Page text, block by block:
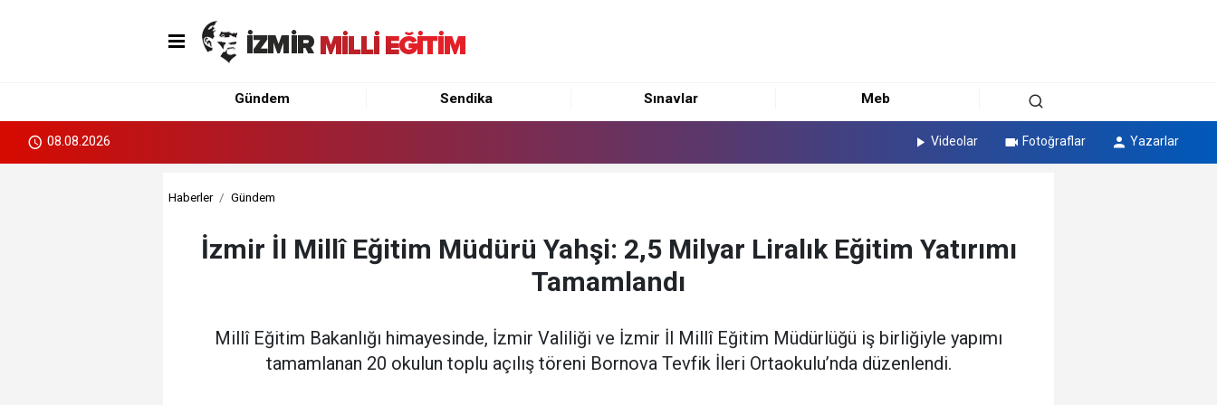
Gündem Sendika Sınavlar Meb
08.08.2026 Videolar Fotoğraflar Yazarlar
Haberler Gündem
İzmir İl Millî Eğitim Müdürü Yahşi: 2,5 Milyar Liralık Eğitim Yatırımı
Tamamlandı
Millî Eğitim Bakanlığı himayesinde, İzmir Valiliği ve İzmir İl Millî Eğitim Müdürlüğü iş birliğiyle yapımı
tamamlanan 20 okulun toplu açılış töreni Bornova Tevfik İleri Ortaokulu’nda düzenlendi.